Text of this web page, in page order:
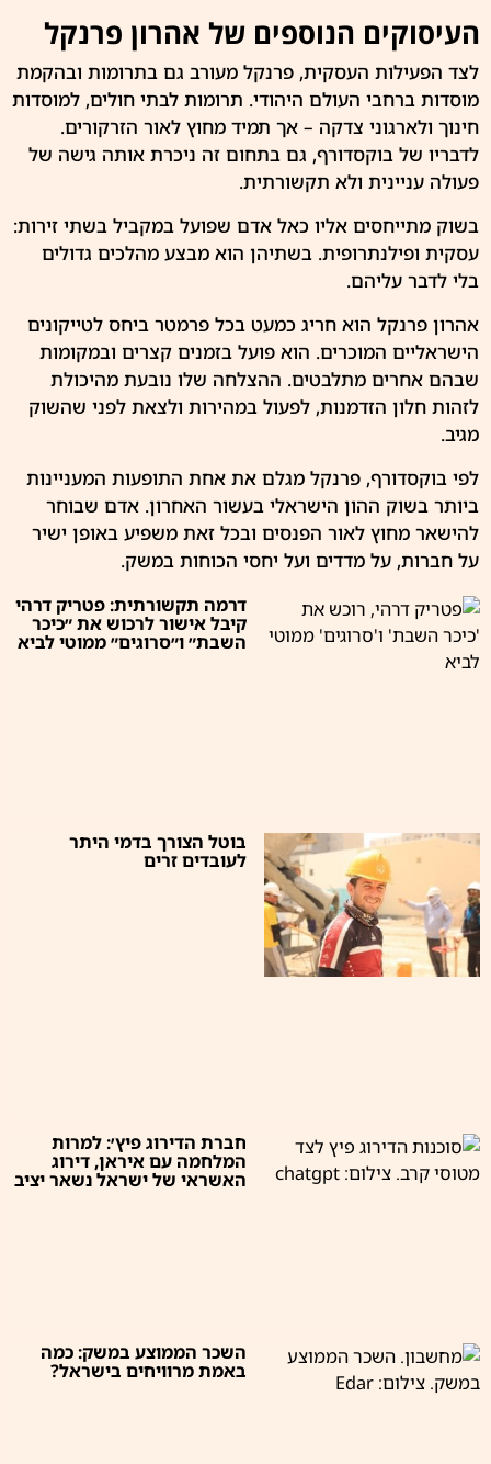
העיסוקים הנוספים של אהרון פרנקל
לצד הפעילות העסקית, פרנקל מעורב גם בתרומות ובהקמת
מוסדות ברחבי העולם היהודי. תרומות לבתי חולים, למוסדות
חינוך ולארגוני צדקה – אך תמיד מחוץ לאור הזרקורים.
לדבריו של בוקסדורף, גם בתחום זה ניכרת אותה גישה של
פעולה עניינית ולא תקשורתית.
בשוק מתייחסים אליו כאל אדם שפועל במקביל בשתי זירות:
עסקית ופילנתרופית. בשתיהן הוא מבצע מהלכים גדולים
בלי לדבר עליהם.
אהרוןפרנקל הוא חריג כמעט בכל פרמטר ביחס לטייקונים
הישראליים המוכרים. הוא פועל בזמנים קצרים ובמקומות
שבהם אחרים מתלבטים. ההצלחה שלו נובעת מהיכולת
לזהות חלון הזדמנות, לפעול במהירות ולצאת לפני שהשוק
מגיב.
לפי בוקסדורף, פרנקל מגלם את אחת התופעות המעניינות
ביותר בשוק ההון הישראלי בעשור האחרון. אדם שבוחר
להישאר מחוץ לאור הפנסים ובכל זאת משפיע באופן ישיר
על חברות, על מדדים ועל יחסי הכוחות במשק.
דרמה תקשורתית: פטריק דרהי
קיבל אישור לרכוש את ״כיכר
השבת״ ו״סרוגים״ ממוטי לביא
בוטל הצורך בדמי היתר
לעובדים זרים
חברת הדירוג פיץ׳: למרות
המלחמה עם איראן, דירוג
האשראי של ישראל נשאר יציב
השכר הממוצע במשק: כמה
באמת מרוויחים בישראל?